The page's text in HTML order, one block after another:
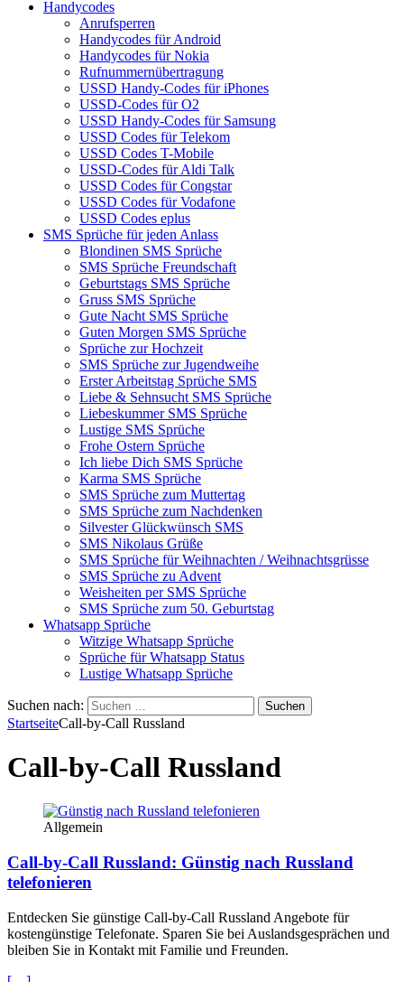
Handycodes
Anrufsperren
Handycodes für Android
Handycodes für Nokia
Rufnummernübertragung
USSD Handy-Codes für iPhones
USSD-Codes für O2
USSD Handy-Codes für Samsung
USSD Codes für Telekom
USSD Codes T-Mobile
USSD-Codes für Aldi Talk
USSD Codes für Congstar
USSD Codes für Vodafone
USSD Codes eplus
SMS Sprüche für jeden Anlass
Blondinen SMS Sprüche
SMS Sprüche Freundschaft
Geburtstags SMS Sprüche
Gruss SMS Sprüche
Gute Nacht SMS Sprüche
Guten Morgen SMS Sprüche
Sprüche zur Hochzeit
SMS Sprüche zur Jugendweihe
Erster Arbeitstag Sprüche SMS
Liebe & Sehnsucht SMS Sprüche
Liebeskummer SMS Sprüche
Lustige SMS Sprüche
Frohe Ostern Sprüche
Ich liebe Dich SMS Sprüche
Karma SMS Sprüche
SMS Sprüche zum Muttertag
SMS Sprüche zum Nachdenken
Silvester Glückwünsch SMS
SMS Nikolaus Grüße
SMS Sprüche für Weihnachten / Weihnachtsgrüsse
SMS Sprüche zu Advent
Weisheiten per SMS Sprüche
SMS Sprüche zum 50. Geburtstag
Whatsapp Sprüche
Witzige Whatsapp Sprüche
Sprüche für Whatsapp Status
Lustige Whatsapp Sprüche
Suchen nach:
StartseiteCall-by-Call Russland
Call-by-Call Russland
Allgemein
Call-by-Call Russland: Günstig nach Russland
telefonieren
Entdecken Sie günstige Call-by-Call Russland Angebote für
kostengünstige Telefonate. Sparen Sie bei Auslandsgesprächen und
bleiben Sie in Kontakt mit Familie und Freunden.